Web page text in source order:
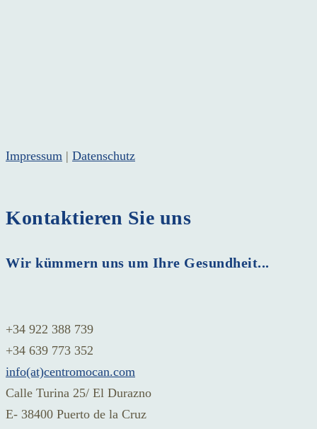
Impressum | Datenschutz
Kontaktieren Sie uns
Wir kümmern uns um Ihre Gesundheit...
+34 922 388 739
+34 639 773 352
info(at)centromocan.com
Calle Turina 25/ El Durazno
E- 38400 Puerto de la Cruz